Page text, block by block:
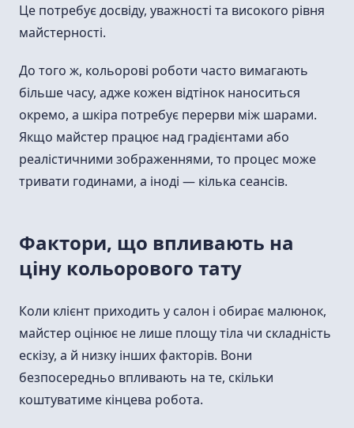
Це потребує досвіду, уважності та високого рівня
майстерності.
До того ж, кольорові роботи часто вимагають
більше часу, адже кожен відтінок наноситься
окремо, а шкіра потребує перерви між шарами.
Якщо майстер працює над градієнтами або
реалістичними зображеннями, то процес може
тривати годинами, а іноді — кілька сеансів.
Фактори, що впливають на
ціну кольорового тату
Коли клієнт приходить у салон і обирає малюнок,
майстер оцінює не лише площу тіла чи складність
ескізу, а й низку інших факторів. Вони
безпосередньо впливають на те, скільки
коштуватиме кінцева робота.